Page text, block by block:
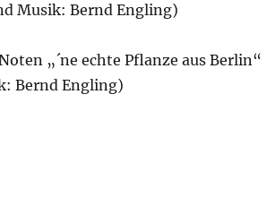
Musik: Bernd Engling)
„´ne echte Pflanze aus Berlin“
Bernd Engling)